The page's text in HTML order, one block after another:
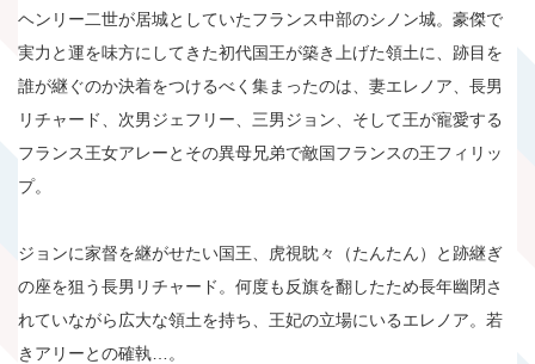
ヘンリー二世が居城としていたフランス中部のシノン城。豪傑で
実力と運を味方にしてきた初代国王が築き上げた領土に、跡目を
誰が継ぐのか決着をつけるべく集まったのは、妻エレノア、長男
リチャード、次男ジェフリー、三男ジョン、そして王が寵愛する
フランス王女アレーとその異母兄弟で敵国フランスの王フィリッ
プ。
ジョンに家督を継がせたい国王、虎視眈々（たんたん）と跡継ぎ
の座を狙う長男リチャード。何度も反旗を翻したため長年幽閉さ
れていながら広大な領土を持ち、王妃の立場にいるエレノア。若
きアリーとの確執…。